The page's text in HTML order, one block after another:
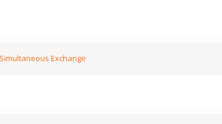
Exchange